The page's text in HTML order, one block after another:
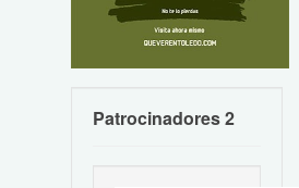
Patrocinadores 2